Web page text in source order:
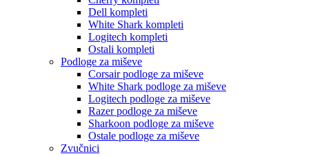
Dell kompleti
White Shark kompleti
Logitech kompleti
Ostali kompleti
Podloge za miševe
Corsair podloge za miševe
White Shark podloge za miševe
Logitech podloge za miševe
Razer podloge za miševe
Sharkoon podloge za miševe
Ostale podloge za miševe
Zvučnici